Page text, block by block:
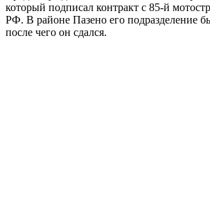
который подписал контракт с 85-й
РФ. В районе Пазено его подразделение
после чего он сдался.